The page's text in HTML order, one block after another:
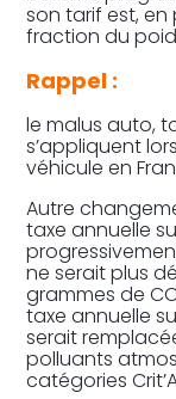
son tarif est, en
fraction du
Rappel :
le malus auto,
s’appliquent
véhicule en
Autre
taxe annuelle
ne serait plus
grammes de
taxe annuelle
serait
polluants
catégories